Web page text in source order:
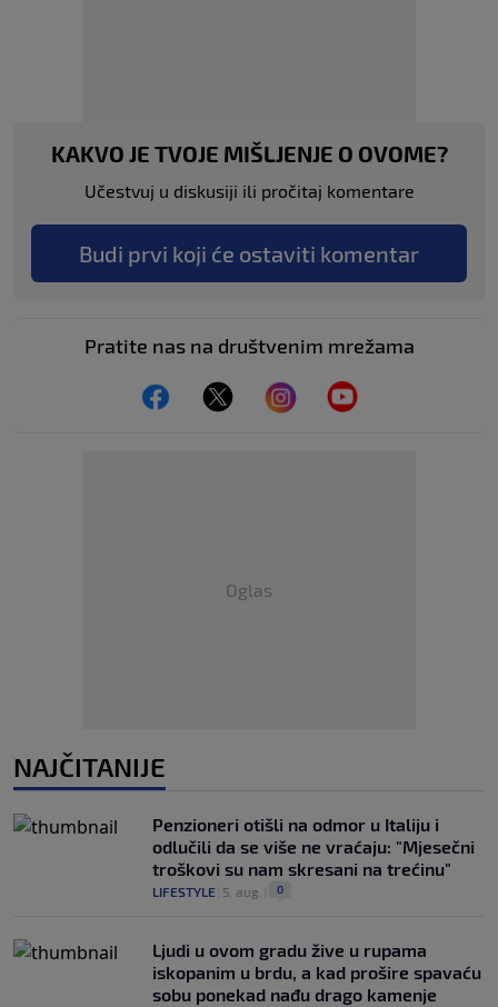
KAKVO JE TVOJE MIŠLJENJE O OVOME?
Učestvuj u diskusiji ili pročitaj komentare
Budi prvi koji će ostaviti komentar
Pratite nas na društvenim mrežama
Oglas
NAJČITANIJE
Penzioneri otišli na odmor u Italiju i
odlučili da se više ne vraćaju: "Mjesečni
troškovi su nam skresani na trećinu"
LIFESTYLE 5. aug. 0
Ljudi u ovom gradu žive u rupama
iskopanim u brdu, a kad prošire spavaću
sobu ponekad nađu drago kamenje